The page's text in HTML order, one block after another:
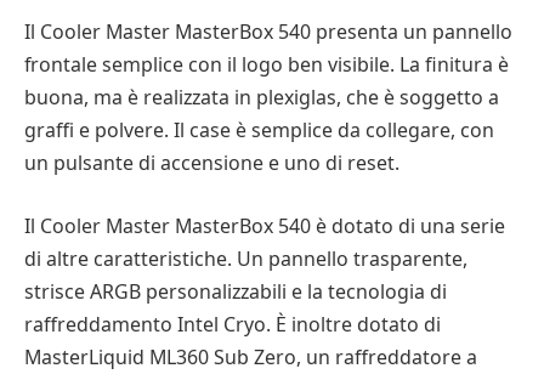
Il Cooler Master MasterBox 540 presenta un pannello
frontale semplice con il logo ben visibile. La finitura è
buona, ma è realizzata in plexiglas, che è soggetto a
graffi e polvere. Il case è semplice da collegare, con
un pulsante di accensione e uno di reset.
Il Cooler Master MasterBox 540 è dotato di una serie
di altre caratteristiche. Un pannello trasparente,
strisce ARGB personalizzabili e la tecnologia di
raffreddamento Intel Cryo. È inoltre dotato di
MasterLiquid ML360 Sub Zero, un raffreddatore a